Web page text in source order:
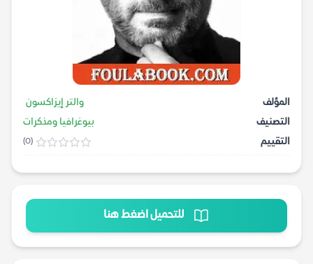
المؤلف
والتر إيزاكسون
التصنيف
بيوغرافيا ومذكرات
التقييم
(0)
للتحميل اضغط هنا